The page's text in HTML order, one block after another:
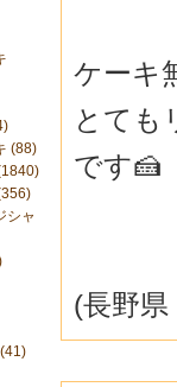
(88)
シャ
ケーキ
とても
です🍰
(長野